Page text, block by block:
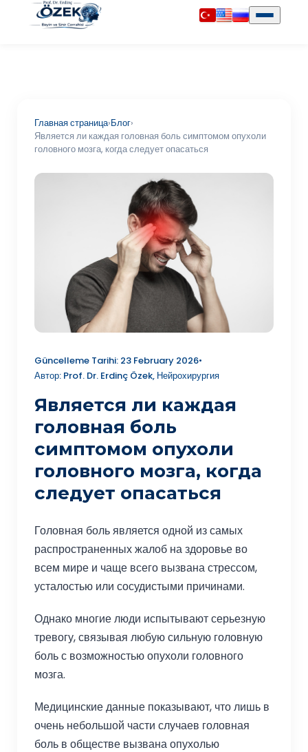
Главная страница›Блог›
Является ли каждая головная боль симптомом опухоли
головного мозга, когда следует опасаться
Güncelleme Tarihi: 23 February 2026•
Автор: Prof. Dr. Erdinç Özek, Нейрохирургия
Является ли каждая
головная боль
симптомом опухоли
головного мозга, когда
следует опасаться
Головная боль является одной из самых
распространенных жалоб на здоровье во
всем мире и чаще всего вызвана стрессом,
усталостью или сосудистыми причинами.
Однако многие люди испытывают серьезную
тревогу, связывая любую сильную головную
боль с возможностью опухоли головного
мозга.
Медицинские данные показывают, что лишь в
очень небольшой части случаев головная
боль в обществе вызвана опухолью